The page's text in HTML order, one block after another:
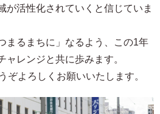
が活性化されていくと信じていま
まるまちに」なるよう、この1年
ャレンジと共に歩みます。
ぞよろしくお願いいたします。